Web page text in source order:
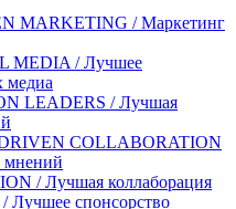
MARKETING / Маркетинг
MEDIA / Лучшее
медиа
LEADERS / Лучшая
COLLABORATION
мнений
/ Лучшая коллаборация
Лучшее спонсорство